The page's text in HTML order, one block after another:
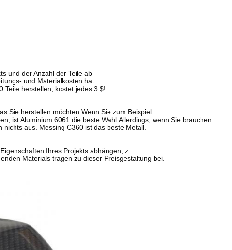
und der Anzahl der Teile ab
und Materialkosten hat
Teile herstellen, kostet jedes 3 $!
Sie herstellen möchten.Wenn Sie zum Beispiel
ist Aluminium 6061 die beste Wahl.Allerdings, wenn Sie brauchen
aus. Messing C360 ist das beste Metall.
Ihres Projekts abhängen, z
Materials tragen zu dieser Preisgestaltung bei.